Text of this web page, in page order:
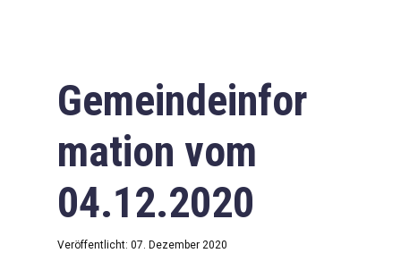
Gemeindeinfor
mation vom
04.12.2020
Veröffentlicht: 07. Dezember 2020